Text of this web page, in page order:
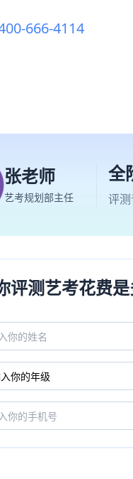
666-4114
张老师
艺考规划部主任
全
评
评测艺考花费